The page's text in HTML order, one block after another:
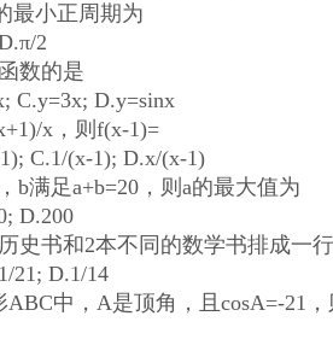
小正周期为
2
数的是
D.y=sinx
x，则f(x-1)=
C.1/(x-1); D.x/(x-1)
满足a+b=20，则a的最大值为
D.200
书和2本不同的数学书排成一
D.1/14
中，A是顶角，且cosA=-21，